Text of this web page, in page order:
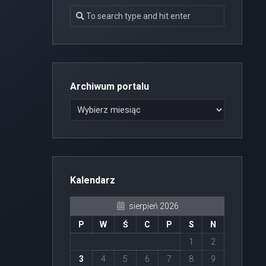
Archiwum portalu
Kalendarz
sierpień 2026
P
W Ś C P S
N
1
2
3
4 5 6 7 8 9